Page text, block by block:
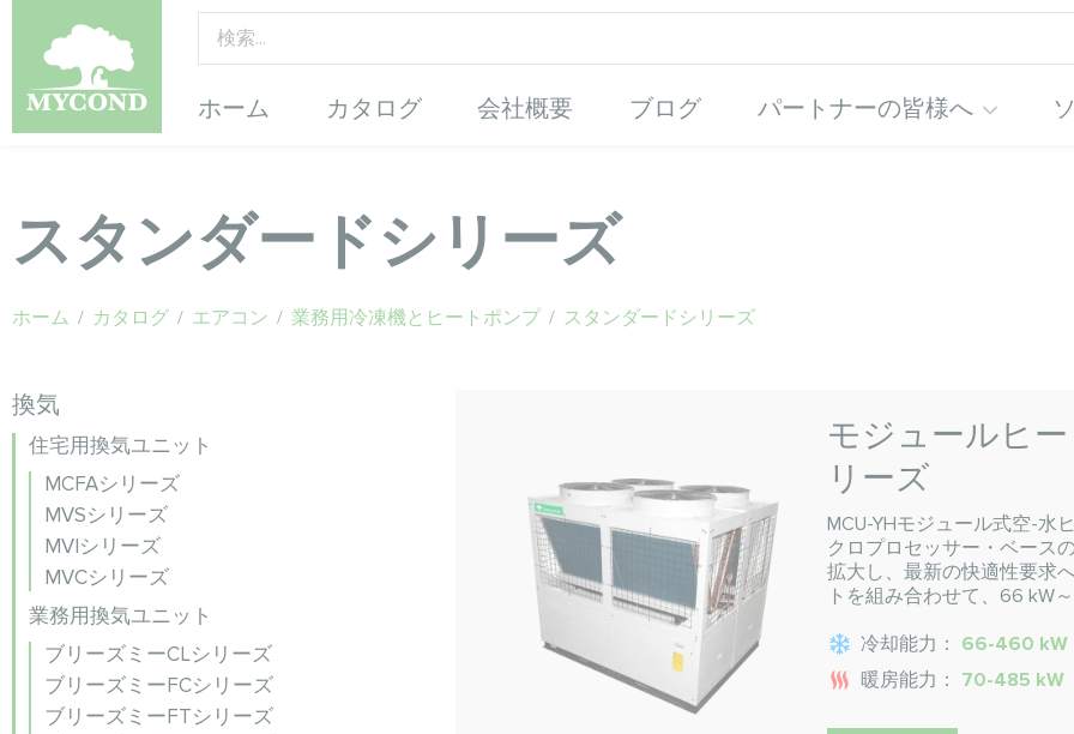
ホーム カタログ 会社概要 ブログ パートナーの皆様へ
スタンダードシリーズ
ホーム / カタログ / エアコン / 業務用冷凍機とヒートポンプ / スタンダードシリーズ
換気
住宅用換気ユニット
MCFAシリーズ
MVSシリーズ
MVIシリーズ
MVCシリーズ
業務用換気ユニット
ブリーズミーCLシリーズ
ブリーズミーFCシリーズ
ブリーズミーFTシリーズ
モジュールヒー
リーズ
MCU-YHモジュール式空-水
クロプロセッサー・ベース
拡大し、最新の快適性要求
トを組み合わせて、66 kW
冷却能力： 66-460 kW
暖房能力： 70-485 kW